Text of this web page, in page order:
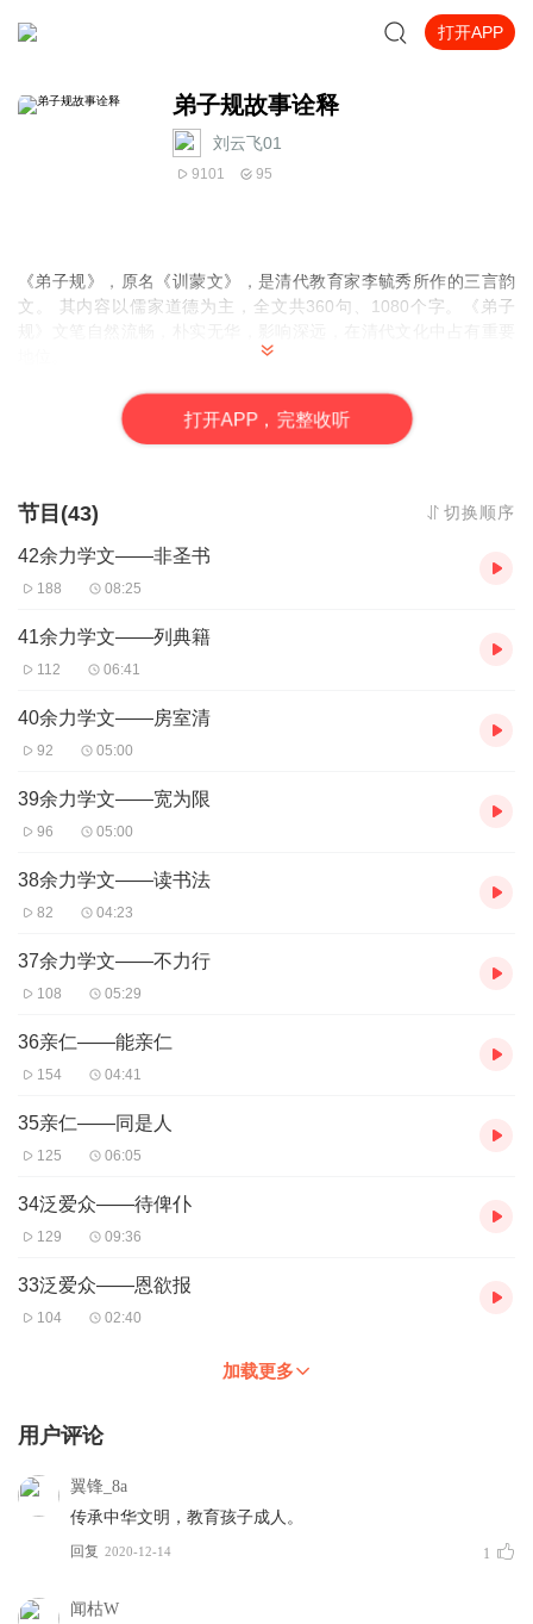
打开APP
弟子规故事诠释
刘云飞01
9101 95
《弟子规》，原名《训蒙文》，是清代教育家李毓秀所作的三言韵
文。 其内容以儒家道德为主，全文共360句、1080个字。《弟子
以，"弟子"涉及到所有的人，"弟子"不是指小孩，圣贤人的学生都叫
弟子。 "规"就是做人的道理，行为的规范;"规"也是会意字，左边一
规》我们来学才能把孩子教好，"教儿教女先教己"，要把儿女教好，
首先要提升自己，自己先学好，这样才能够当好身教的工作。
中国是具有五千年灿烂文化的文明古国，知恩图报，尊老爱幼，待
人诚恳，这些优良的传统从古至今都为人所熟知，翻开《弟子规》
孝为先。行孝是为人子的本分，《弟子规》告诉我们行孝必须从细
小入手，要做到孝心常在，而非一时之念想。“恩欲报，怨欲忘，抱
怨短，报恩长。”
打开APP，完整收听
节目(43) 切换顺序
42余力学文——非圣书
188 08:25
41余力学文——列典籍
112 06:41
40余力学文——房室清
92 05:00
39余力学文——宽为限
96 05:00
38余力学文——读书法
82 04:23
37余力学文——不力行
108 05:29
36亲仁——能亲仁
154 04:41
35亲仁——同是人
125 06:05
34泛爱众——待俾仆
129 09:36
33泛爱众——恩欲报
104 02:40
加载更多
用户评论
翼锋_8a
传承中华文明，教育孩子成人。
回复 2020-12-14 1
闻枯W